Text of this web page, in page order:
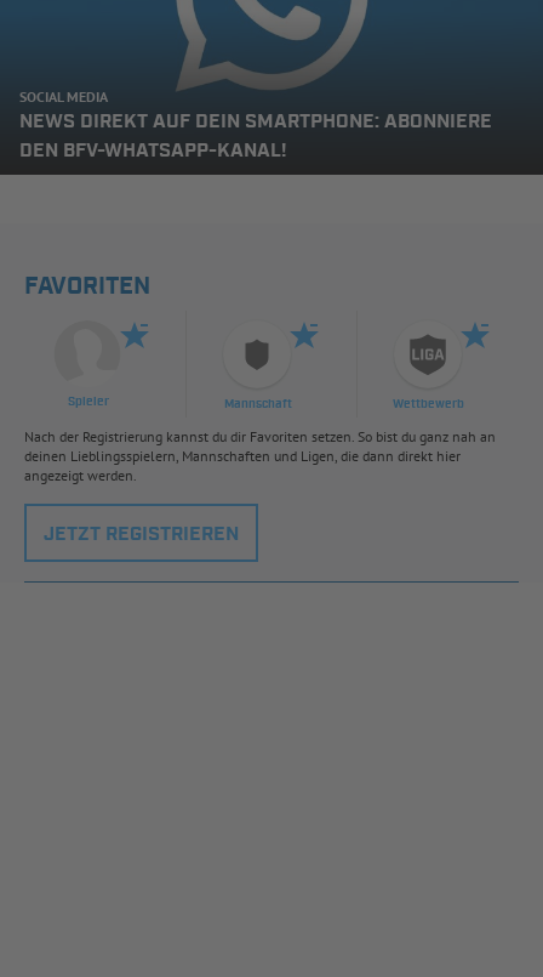
SOCIAL MEDIA
NEWS DIREKT AUF DEIN SMARTPHONE: ABONNIERE
DEN BFV-WHATSAPP-KANAL!
FAVORITEN
Spieler Mannschaft Wettbewerb
Nach der Registrierung kannst du dir Favoriten setzen. So bist du ganz nah an
deinen Lieblingsspielern, Mannschaften und Ligen, die dann direkt hier
angezeigt werden.
JETZT REGISTRIEREN